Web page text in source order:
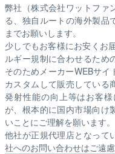
弊社（株式会社ワットファ
る、独自ルートの海外製品
までお願いします。
少しでもお客様にお安くお
ルギー規制に合わせるため
そのためメーカーWEBサ
カスタムして販売している
発射性能の向上等はお客
が、根本的に国内市場向け
いことにご理解を願います。
他社が正規代理店となって
社へのお問い合わせはご遠慮